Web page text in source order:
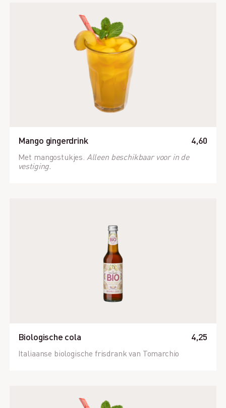
Mango gingerdrink 4,60
Met mangostukjes. Alleen beschikbaar voor in de
vestiging.
Biologische cola 4,25
Italiaanse biologische frisdrank van Tomarchio